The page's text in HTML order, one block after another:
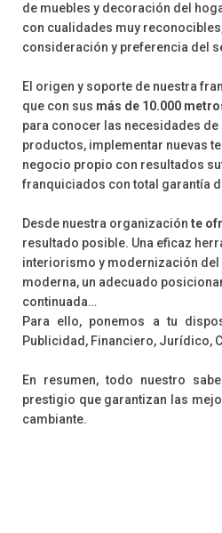
de muebles y decoración del
con cualidades muy
consideración y preferencia del
El origen y soporte de nuestra
que con sus más de 10.000
para conocer las necesidades
productos, implementar nuevas
negocio propio con resultados
franquiciados con total garantía
Desde nuestra organización te
resultado posible. Una eficaz
interiorismo y modernización del
moderna, un adecuado
continuada…
Para ello, ponemos a tu
Publicidad, Financiero, Jurídico,
En resumen, todo nuestro
prestigio que garantizan las
cambiante.